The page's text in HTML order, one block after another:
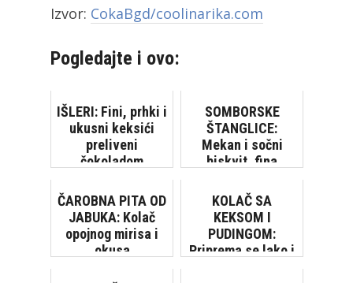
Izvor: CokaBgd/coolinarika.com
Pogledajte i ovo:
IŠLERI: Fini, prhki i
ukusni keksići
preliveni
čokoladom
SOMBORSKE
ŠTANGLICE:
Mekan i sočni
biskvit, fina
zadovoljstvo!
ČAROBNA PITA OD
JABUKA: Kolač
opojnog mirisa i
okusa
KOLAČ SA
KEKSOM I
PUDINGOM:
Priprema se lako i